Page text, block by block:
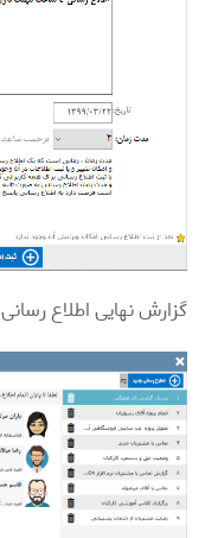
گزارش نهایی اطلاع رسانی